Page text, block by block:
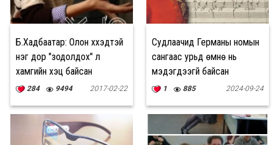
Б.Хадбаатар: Олон хүүхэдтэй
нэг дор "зодолдох" л
хамгийн хэцүү байсан
284 9494 2017-02-22
Судлаачид Германы номын
сангаас урьд өмнө нь
мэдэгдээгүй байсан
Моцартын зохиолыг олж
1 885 2024-09-24